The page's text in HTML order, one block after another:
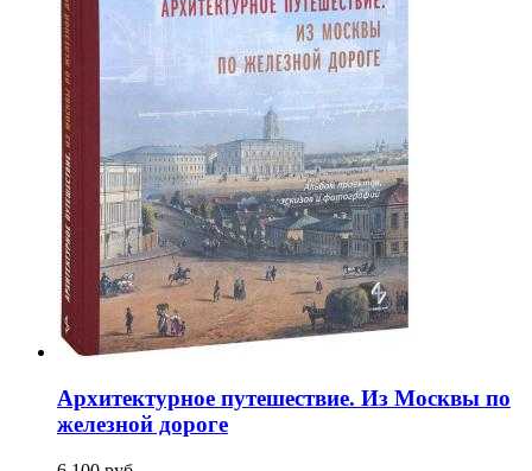
Архитектурное путешествие. Из Москвы по
железной дороге